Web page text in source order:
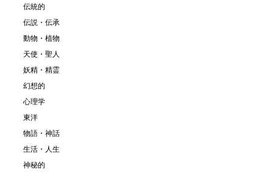
伝統的
伝説・伝承
動物・植物
天使・聖人
妖精・精霊
幻想的
心理学
東洋
物語・神話
生活・人生
神秘的